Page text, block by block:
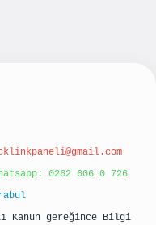
0262 606 0 726
Kanun gereğince Bilgi